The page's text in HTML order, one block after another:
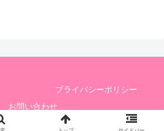
プライバシーポリシー
お問い合わせ
モバイルユーザーだぞ！.